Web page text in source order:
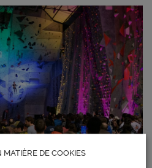
MATIÈRE DE COOKIES